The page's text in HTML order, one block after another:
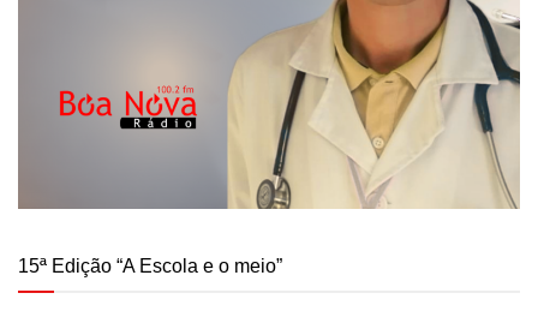
15ª Edição “A Escola e o meio”